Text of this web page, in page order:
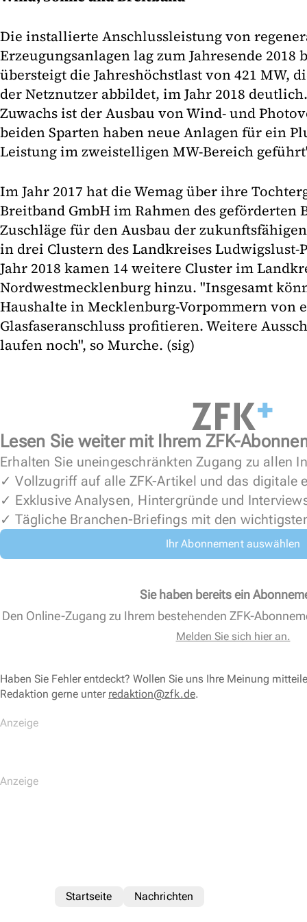
Die installierte Anschlussleistung von
Erzeugungsanlagen lag zum Jahresende 2018
übersteigt die Jahreshöchstlast von 421 MW,
der Netznutzer abbildet, im Jahr 2018
Zuwachs ist der Ausbau von Wind- und
beiden Sparten haben neue Anlagen für ein
Leistung im zweistelligen MW-Bereich
Im Jahr 2017 hat die Wemag über ihre
Breitband GmbH im Rahmen des geförderten
Zuschläge für den Ausbau der
in drei Clustern des Landkreises
Jahr 2018 kamen 14 weitere Cluster im
Nordwestmecklenburg hinzu. "Insgesamt
Haushalte in Mecklenburg-Vorpommern von
Glasfaseranschluss profitieren. Weitere
laufen noch", so Murche. (sig)
Lesen Sie weiter mit Ihrem ZFK-
Erhalten Sie uneingeschränkten Zugang zu allen
✓ Vollzugriff auf alle ZFK-Artikel und das digitale
✓ Exklusive Analysen, Hintergründe und
✓ Tägliche Branchen-Briefings mit den
Ihr Abonnement auswählen
Sie haben bereits ein
Den Online-Zugang zu Ihrem bestehenden ZFK-
Melden Sie sich hier an.
Haben Sie Fehler entdeckt? Wollen Sie uns Ihre Meinung
Redaktion gerne unter redaktion@zfk.de.
Startseite Nachrichten